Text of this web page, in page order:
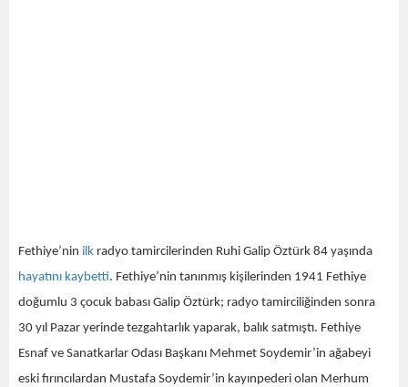
Fethiye’nin ilk radyo tamircilerinden Ruhi Galip Öztürk 84 yaşında
hayatını kaybetti. Fethiye’nin tanınmış kişilerinden 1941 Fethiye
doğumlu 3 çocuk babası Galip Öztürk; radyo tamirciliğinden sonra
30 yıl Pazar yerinde tezgahtarlık yaparak, balık satmıştı. Fethiye
Esnaf ve Sanatkarlar Odası Başkanı Mehmet Soydemir’in ağabeyi
eski fırıncılardan Mustafa Soydemir’in kayınpederi olan Merhum